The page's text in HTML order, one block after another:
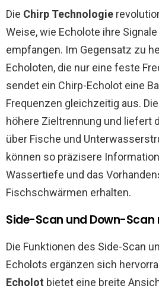
Die Chirp Technologie
Weise, wie Echolote ihre
empfangen. Im Gegensatz zu
Echoloten, die nur eine feste
sendet ein Chirp-Echolot eine
Frequenzen gleichzeitig aus.
höhere Zieltrennung und liefert
über Fische und
können so präzisere
Wassertiefe und das
Fischschwärmen erhalten.
Side-Scan und Down-Scan
Die Funktionen des Side-Scan
Echolots ergänzen sich
Echolot bietet eine breite